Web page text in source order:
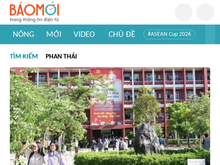
NÓNG MỚI VIDEO CHỦ ĐỀ #ASEAN Cup 2026
#Khám phá thế giới
TÌM KIẾM PHAN THÁI